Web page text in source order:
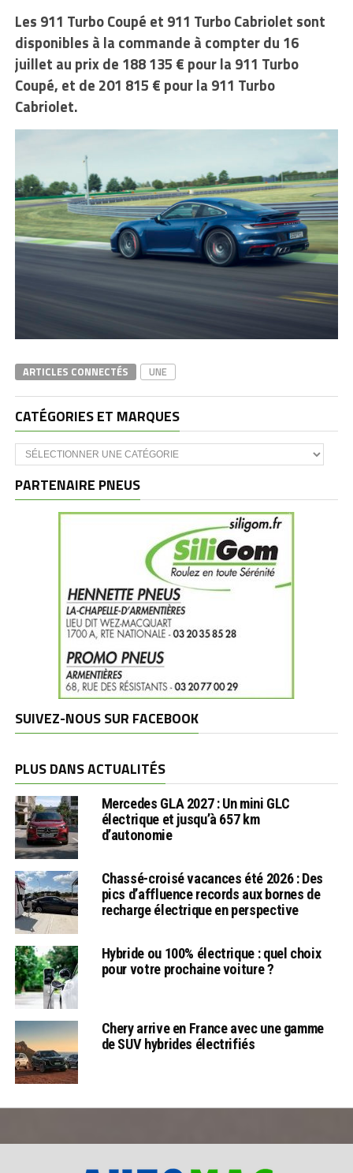
Les 911 Turbo Coupé et 911 Turbo Cabriolet sont
disponibles à la commande à compter du 16
juillet au prix de 188 135 € pour la 911 Turbo
Coupé, et de 201 815 € pour la 911 Turbo
Cabriolet.
ARTICLES CONNECTÉS UNE
CATÉGORIES ET MARQUES
Catégories
et
PARTENAIRE PNEUS
SUIVEZ-NOUS SUR FACEBOOK
PLUS DANS ACTUALITÉS
Mercedes GLA 2027 : Un mini GLC
électrique et jusqu’à 657 km
d’autonomie
Chassé-croisé vacances été 2026 : Des
pics d’affluence records aux bornes de
recharge électrique en perspective
Hybride ou 100% électrique : quel choix
pour votre prochaine voiture ?
Chery arrive en France avec une gamme
de SUV hybrides électrifiés